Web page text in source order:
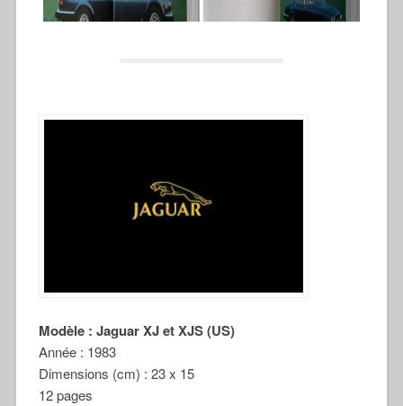
Modèle : Jaguar XJ et XJS (US)
Année : 1983
Dimensions (cm) : 23 x 15
12 pages